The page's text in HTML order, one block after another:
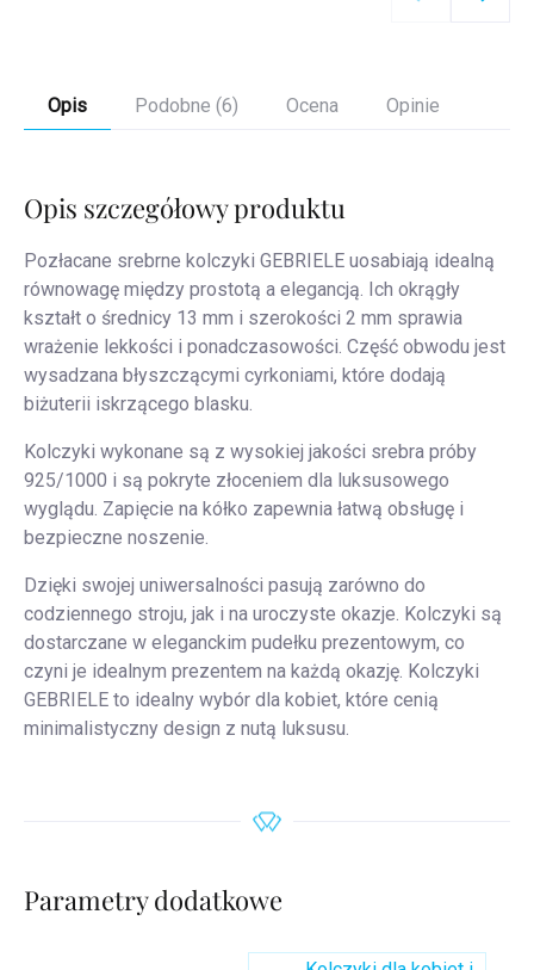
Opis Podobne (6) Ocena Opinie
Opis szczegółowy produktu
Pozłacane srebrne kolczyki GEBRIELE uosabiają idealną
równowagę między prostotą a elegancją. Ich okrągły
kształt o średnicy 13 mm i szerokości 2 mm sprawia
wrażenie lekkości i ponadczasowości. Część obwodu jest
wysadzana błyszczącymi cyrkoniami, które dodają
biżuterii iskrzącego blasku.
Kolczyki wykonane są z wysokiej jakości srebra próby
925/1000 i są pokryte złoceniem dla luksusowego
wyglądu. Zapięcie na kółko zapewnia łatwą obsługę i
bezpieczne noszenie.
Dzięki swojej uniwersalności pasują zarówno do
codziennego stroju, jak i na uroczyste okazje. Kolczyki są
dostarczane w eleganckim pudełku prezentowym, co
czyni je idealnym prezentem na każdą okazję. Kolczyki
GEBRIELE to idealny wybór dla kobiet, które cenią
minimalistyczny design z nutą luksusu.
Parametry dodatkowe